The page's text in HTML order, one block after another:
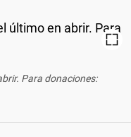
Para donaciones: